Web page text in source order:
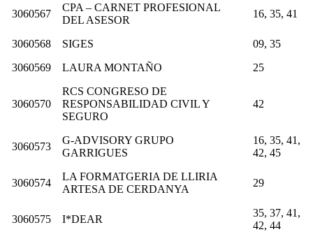
3060567
CPA – CARNET PROFESIONAL
DEL ASESOR
16, 35, 41
3060568 SIGES
09, 35
3060569
LAURA MONTAÑO 25
3060570
RCS CONGRESO DE
RESPONSABILIDAD CIVIL Y
SEGURO
42
3060573
G-ADVISORY GRUPO
GARRIGUES
16, 35, 41,
42, 45
3060574
LA FORMATGERIA DE LLIRIA
ARTESA DE CERDANYA
29
3060575 I*DEAR
35, 37, 41,
42, 44